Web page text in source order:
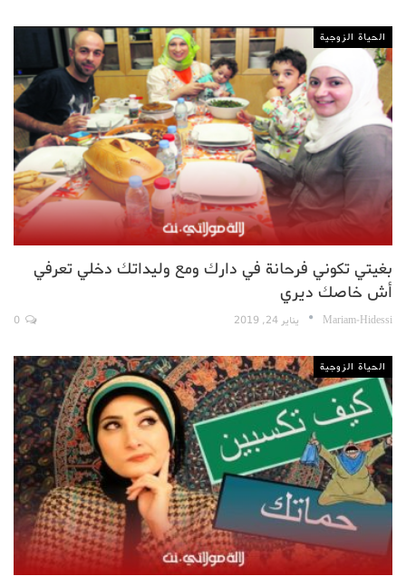
الحياة الزوجية
بغيتي تكوني فرحانة في دارك ومع وليداتك دخلي تعرفي
أش خاصك ديري
Mariam-Hidessi يناير 24, 2019
الحياة الزوجية